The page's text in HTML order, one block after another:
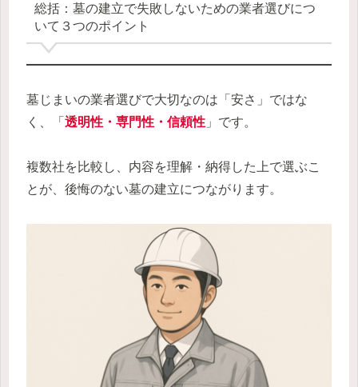
総括：墓の建立で失敗しないための業者選びにつ
いて３つのポイント
墓じまいの業者選びで大切なのは「安さ」ではな
く、「 透明性・専門性・信頼性 」です。
複数社を比較し、内容を理解・納得した上で選ぶこ
とが、後悔のない墓の建立につながります。